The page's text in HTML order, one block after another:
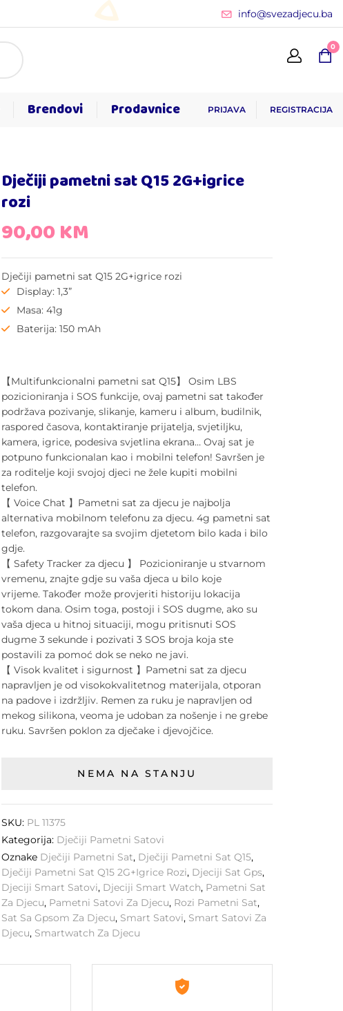
info@svezadjecu.ba
0
Brendovi Prodavnice PRIJAVA REGISTRACIJA
Dječiji pametni sat Q15 2G+igrice
rozi
90,00KM
Dječiji pametni sat Q15 2G+igrice rozi
Display: 1,3”
Masa: 41g
Baterija: 150 mAh
【Multifunkcionalni pametni sat Q15】 Osim LBS
pozicioniranja i SOS funkcije, ovaj pametni sat također
podržava pozivanje, slikanje, kameru i album, budilnik,
raspored časova, kontaktiranje prijatelja, svjetiljku,
kamera, igrice, podesiva svjetlina ekrana… Ovaj sat je
potpuno funkcionalan kao i mobilni telefon! Savršen je
za roditelje koji svojoj djeci ne žele kupiti mobilni
telefon.
【 Voice Chat 】Pametni sat za djecu je najbolja
alternativa mobilnom telefonu za djecu. 4g pametni sat
telefon, razgovarajte sa svojim djetetom bilo kada i bilo
gdje.
【 Safety Tracker za djecu 】 Pozicioniranje u stvarnom
vremenu, znajte gdje su vaša djeca u bilo koje
vrijeme. Također može provjeriti historiju lokacija
tokom dana. Osim toga, postoji i SOS dugme, ako su
vaša djeca u hitnoj situaciji, mogu pritisnuti SOS
dugme 3 sekunde i pozivati 3 SOS broja koja ste
postavili za pomoć dok se neko ne javi.
【 Visok kvalitet i sigurnost 】Pametni sat za djecu
napravljen je od visokokvalitetnog materijala, otporan
na padove i izdržljiv. Remen za ruku je napravljen od
mekog silikona, veoma je udoban za nošenje i ne grebe
ruku. Savršen poklon za dječake i djevojčice.
NEMA NA STANJU
SKU: PL 11375
Kategorija: Dječiji Pametni Satovi
Oznake Dječiji Pametni Sat, Dječiji Pametni Sat Q15,
Dječiji Pametni Sat Q15 2G+igrice Rozi, Djeciji Sat Gps,
Djeciji Smart Satovi, Djeciji Smart Watch, Pametni Sat
Za Djecu, Pametni Satovi Za Djecu, Rozi Pametni Sat,
Sat Sa Gpsom Za Djecu, Smart Satovi, Smart Satovi Za
Djecu, Smartwatch Za Djecu